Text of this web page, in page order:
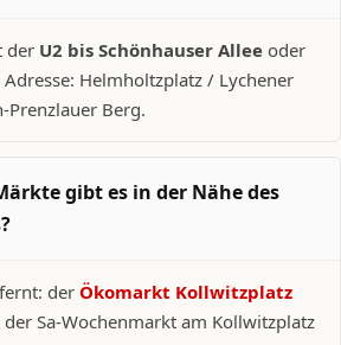
der U2 bis Schönhauser Allee oder
Helmholtzplatz / Lychener
Prenzlauer Berg.
gibt es in der Nähe des
der Ökomarkt Kollwitzplatz
Sa-Wochenmarkt am Kollwitzplatz